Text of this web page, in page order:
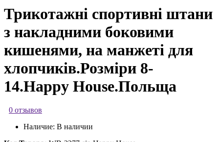
Трикотажні спортивні штани
з накладними боковими
кишенями, на манжеті для
хлопчиків.Розміри 8-
14.Happy House.Польща
0 отзывов
Наличие: В наличии